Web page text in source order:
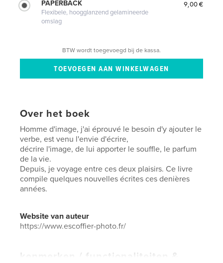
PAPERBACK
Flexibele, hoogglanzend gelamineerde
omslag
9,00 €
BTW wordt toegevoegd bij de kassa.
Over het boek
Homme d'image, j'ai éprouvé le besoin d'y ajouter le
verbe, est venu l'envie d'écrire,
décrire l'image, de lui apporter le souffle, le parfum
de la vie.
Depuis, je voyage entre ces deux plaisirs. Ce livre
compile quelques nouvelles écrites ces denières
années.
Website van auteur
https://www.escoffier-photo.fr/
kenmerken / functionaliteiten &